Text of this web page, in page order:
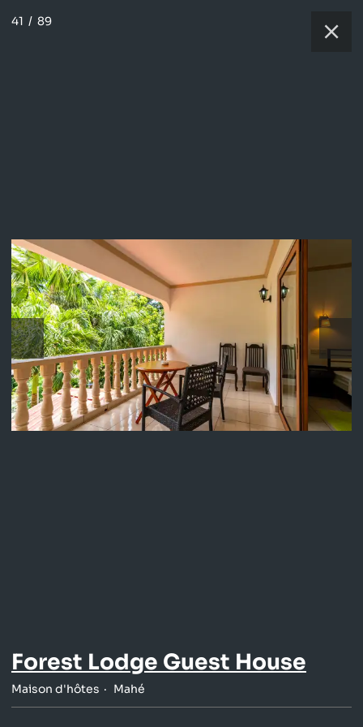
41 / 89
Forest Lodge Guest House
Maison d'hôtes Mahé